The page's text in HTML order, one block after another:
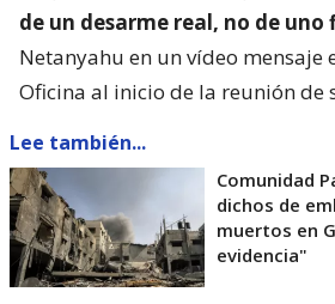
de un desarme real, no de
Netanyahu en un vídeo mensaje
Oficina al inicio de la reunión de
Lee también...
Comunidad
dichos de
muertos en
evidencia"